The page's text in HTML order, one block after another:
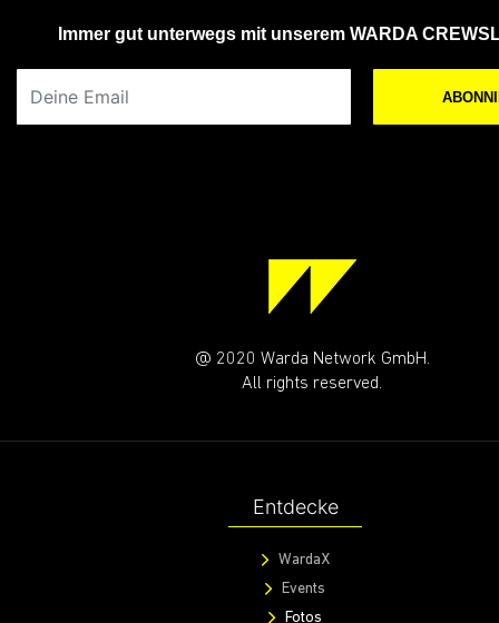
Immer gut unterwegs mit unserem WARDA
@ 2020 Warda Network GmbH.
All rights reserved.
Entdecke
WardaX
Events
Fotos